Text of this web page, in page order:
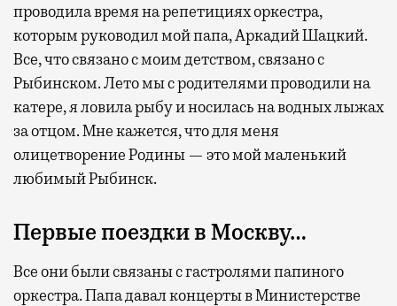
проводила время на репетициях оркестра,
которым руководил мой папа, Аркадий Шацкий.
Все, что связано с моим детством, связано с
Рыбинском. Лето мы с родителями проводили на
катере, я ловила рыбу и носилась на водных лыжах
за отцом. Мне кажется, что для меня
олицетворение Родины — это мой маленький
любимый Рыбинск.
Первые поездки в Москву…
Все они были связаны с гастролями папиного
оркестра. Папа давал концерты в Министерстве